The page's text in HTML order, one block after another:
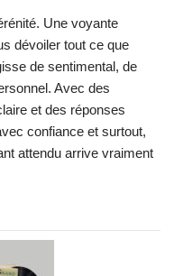
Une voyante
dévoiler tout ce que
de sentimental, de
Avec des
et des réponses
confiance et surtout,
attendu arrive vraiment